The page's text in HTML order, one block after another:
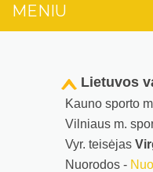
MENIU
Lietuvos
Kauno sporto
Vilniaus m.
Vyr. teisėjas
Nuorodos -